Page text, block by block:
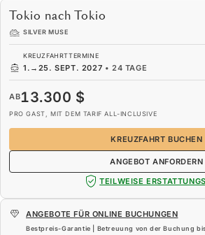
Tokio nach Tokio
SILVER MUSE
KREUZFAHRTTERMINE
1. → 25. SEPT. 2027 •24 TAGE
AB13.300 $
PRO GAST, MIT DEM TARIF ALL-INCLUSIVE
KREUZFAHRT BUCHEN
ANGEBOT ANFORDERN
TEILWEISE
ANGEBOTE FÜR ONLINE BUCHUNGEN
Bestpreis-Garantie | Betreuung von der Buchung